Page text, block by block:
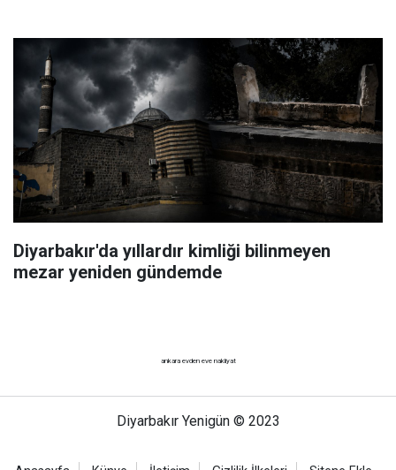
Diyarbakır'da yıllardır kimliği bilinmeyen
mezar yeniden gündemde
ankara evden eve nakliyat
Diyarbakır Yenigün © 2023